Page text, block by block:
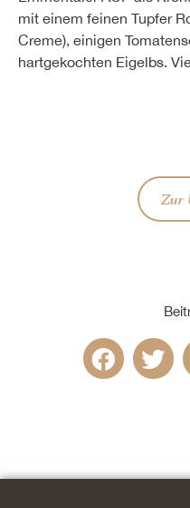
mit einem feinen Tupfer
Creme), einigen
hartgekochten Eigelbs.
Zur